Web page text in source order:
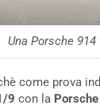
Una Porsche
come prova
9 con la